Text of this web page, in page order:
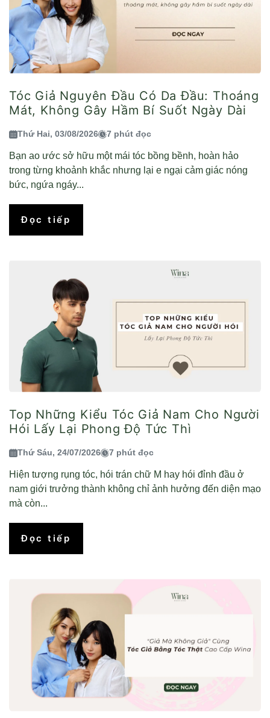
Tóc Giả Nguyên Đầu Có Da Đầu: Thoáng
Mát, Không Gây Hầm Bí Suốt Ngày Dài
Thứ Hai, 03/08/2026 7 phút đọc
Bạn ao ước sở hữu một mái tóc bồng bềnh, hoàn hảo
trong từng khoảnh khắc nhưng lại e ngại cảm giác nóng
bức, ngứa ngáy...
Đọc tiếp
Top Những Kiểu Tóc Giả Nam Cho Người
Hói Lấy Lại Phong Độ Tức Thì
Thứ Sáu, 24/07/2026 7 phút đọc
Hiện tượng rụng tóc, hói trán chữ M hay hói đỉnh đầu ở
nam giới trưởng thành không chỉ ảnh hưởng đến diện mạo
mà còn...
Đọc tiếp